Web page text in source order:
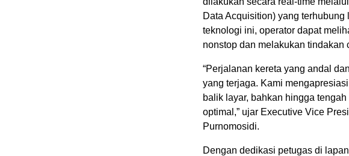
Data Acquisition) yang
teknologi ini, operator dapat
nonstop dan melakukan tindakan
“Perjalanan kereta yang andal
yang terjaga. Kami
balik layar, bahkan hingga
optimal,” ujar Executive Vice
Purnomosidi.
Dengan dedikasi petugas di